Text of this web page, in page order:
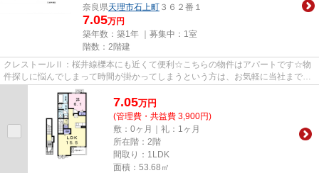
奈良県天理市石上町 ３６２番１
7.05万円
築年数：築1年 ｜募集中： 1室
階数：2階建
クレストールⅡ：桜井線櫟本にも近くて便利☆こちらの物件はアパートです☆物
件探しに悩んでしまって時間が掛かってしまうという方は、お気軽に当社までお
問い合わせください☆スタッフが...
7.05万円
(管理費・共益費 3,900円)
敷：0ヶ月｜礼：1ヶ月
所在階：2階
間取り：1LDK
面積：53.68㎡